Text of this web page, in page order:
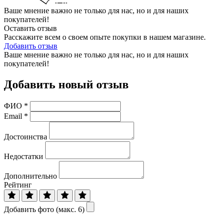
Ваше мнение важно не только для нас, но и для наших
покупателей!
Оставить отзыв
Расскажите всем о своем опыте покупки в нашем магазине.
Добавить отзыв
Ваше мнение важно не только для нас, но и для наших
покупателей!
Добавить новый отзыв
ФИО *
Email *
Достоинства
Недостатки
Дополнительно
Рейтинг
Добавить фото (макс. 6)